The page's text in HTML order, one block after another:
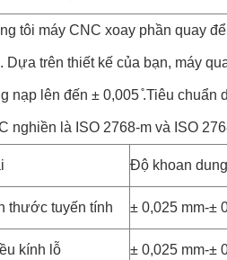
tôi máy CNC xoay phần quay
Dựa trên thiết kế của bạn, máy
nạp lên đến ± 0,005 ̊.Tiêu chuẩn
nghiền là ISO 2768-m và ISO
Độ khoan
thước tuyến tính ± 0,025 mm-±
kính lỗ ± 0,025 mm-±